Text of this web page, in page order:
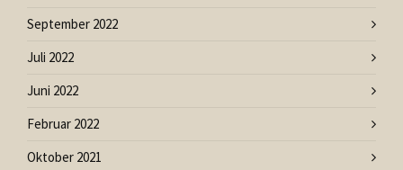
September 2022
Juli 2022
Juni 2022
Februar 2022
Oktober 2021